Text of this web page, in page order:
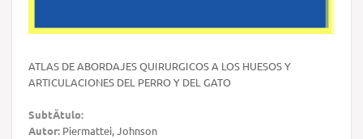
ATLAS DE ABORDAJES QUIRURGICOS A LOS HUESOS Y
ARTICULACIONES DEL PERRO Y DEL GATO
SubtÃ­tulo:
Autor: Piermattei, Johnson